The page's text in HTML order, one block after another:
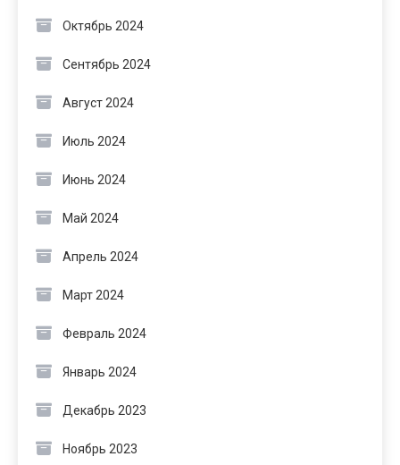
Октябрь 2024
Сентябрь 2024
Август 2024
Июль 2024
Июнь 2024
Май 2024
Апрель 2024
Март 2024
Февраль 2024
Январь 2024
Декабрь 2023
Ноябрь 2023